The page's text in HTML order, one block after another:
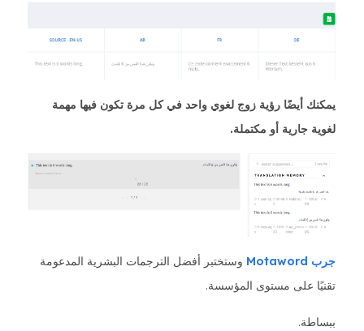
يمكنك أيضًا رؤية زوج لغوي واحد في كل مرة تكون فيها مهمة
لغوية جارية أو مكتملة.
جرب Motaword
وستختبر أفضل الترجمات البشرية المدعومة
تقنيًا على مستوى المؤسسة.
ببساطة.